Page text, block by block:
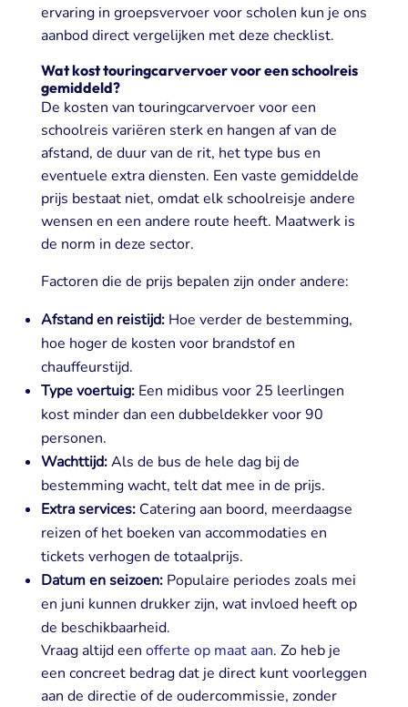
ervaring in groepsvervoer voor scholen kun je ons
aanbod direct vergelijken met deze checklist.
Wat kost touringcarvervoer voor een schoolreis
gemiddeld?
De kosten van touringcarvervoer voor een
schoolreis variëren sterk en hangen af van de
afstand, de duur van de rit, het type bus en
eventuele extra diensten. Een vaste gemiddelde
prijs bestaat niet, omdat elk schoolreisje andere
wensen en een andere route heeft. Maatwerk is
de norm in deze sector.
Factoren die de prijs bepalen zijn onder andere:
Afstand en reistijd:Hoe verder de bestemming,
hoe hoger de kosten voor brandstof en
chauffeurstijd.
Type voertuig:Een midibus voor 25 leerlingen
kost minder dan een dubbeldekker voor 90
personen.
Wachttijd:Als de bus de hele dag bij de
bestemming wacht, telt dat mee in de prijs.
Extra services:Catering aan boord, meerdaagse
reizen of het boeken van accommodaties en
tickets verhogen de totaalprijs.
Datum en seizoen:Populaire periodes zoals mei
en juni kunnen drukker zijn, wat invloed heeft op
de beschikbaarheid.
Vraag altijd een offerte op maat aan. Zo heb je
een concreet bedrag dat je direct kunt voorleggen
aan de directie of de oudercommissie, zonder